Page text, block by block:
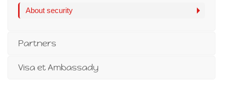
About security
Partners
Visa et Ambassady